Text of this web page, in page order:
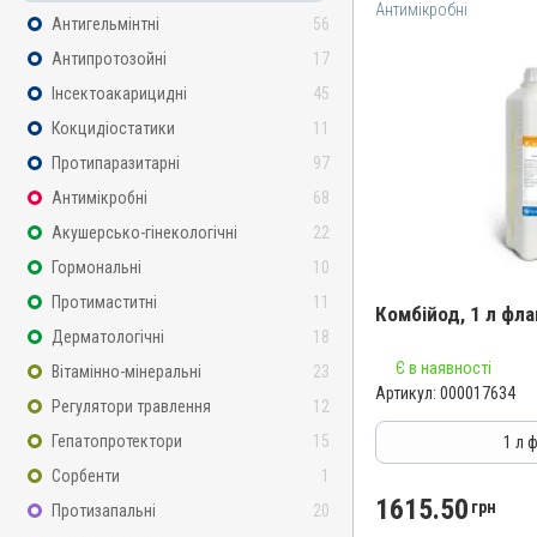
Антигельмінтні
56
Антипротозойні
17
Інсектоакарицидні
45
Кокцидіостатики
11
Протипаразитарні
97
Антимікробні
68
Акушерсько-гінекологічні
22
Гормональні
10
Протимаститні
11
Дерматологічні
18
Вітамінно-мінеральні
23
Регулятори травлення
12
Гепатопротектори
15
Сорбенти
1
Протизапальні
20
Антимікробні
Комбійод, 1 л
Назва препарату
Комбійод
Артикул
4820012505166
Є в наявності
Артикул: 000017634
1 л
1615.50 грн